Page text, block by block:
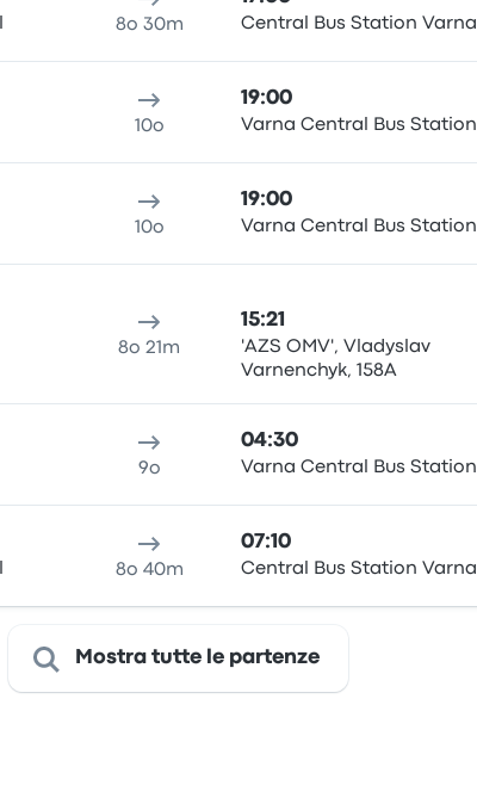
8o 30m Central Bus Station Varna
10o
19:00
Varna Central Bus Station
10o
19:00
Varna Central Bus Station
8o 21m
15:21
'AZS OMV', Vladyslav
Varnenchyk, 158A
9o
04:30
Varna Central Bus Station
8o 40m
07:10
Central Bus Station Varna
Mostra tutte le partenze